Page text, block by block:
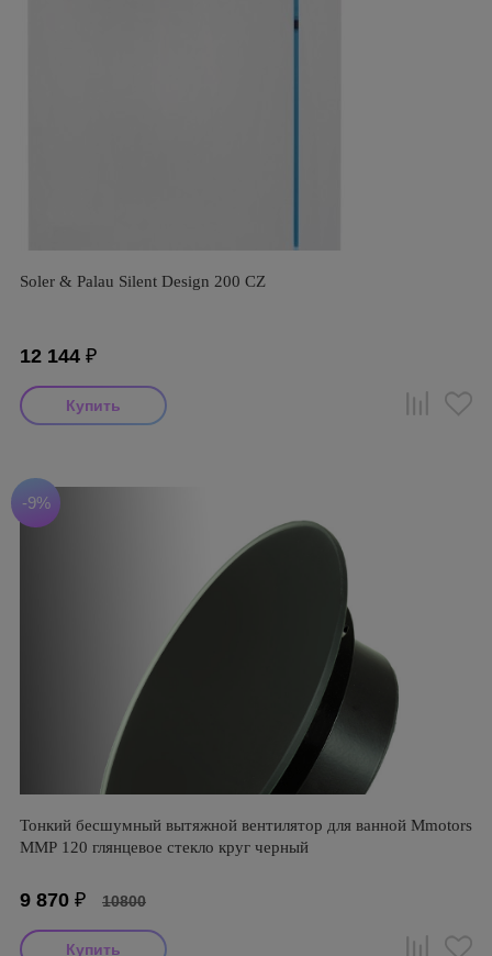
Soler & Palau Silent Design 200 CZ
12 144 ₽
-9%
Тонкий бесшумный вытяжной вентилятор для ванной Mmotors
ММР 120 глянцевое стекло круг черный
9 870 ₽ 10800